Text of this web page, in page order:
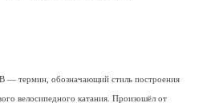
— термин, обозначающий стиль построения
велосипедного катания. Произошёл от